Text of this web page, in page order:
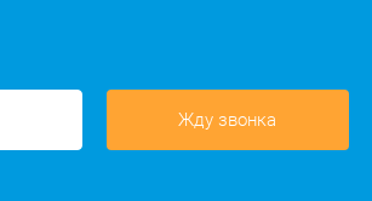
Жду звонка